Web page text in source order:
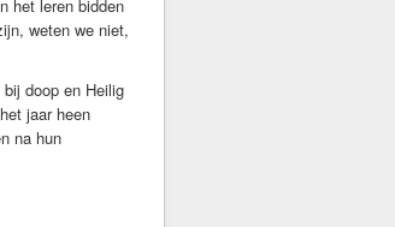
het leren bidden
weten we niet,
doop en Heilig
jaar heen
na hun